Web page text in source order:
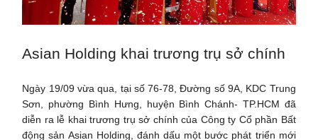
Asian Holding khai trương trụ sở chính
Ngày 19/09 vừa qua, tại số 76-78, Đường số 9A, KDC Trung
Sơn, phường Bình Hưng, huyện Bình Chánh- TP.HCM đã
diễn ra lễ khai trương trụ sở chính của Công ty Cổ phần Bất
động sản Asian Holding, đánh dấu một bước phát triển mới